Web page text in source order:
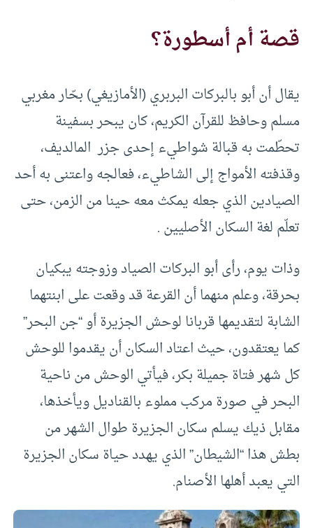
قصة أم أسطورة؟
يقال أن أبو بالبركات البربري (الأمازيغي) بحّار مغربي
مسلم وحافظ للقرآن الكريم، كان يبحر بسفينة
تحطّمت به قبالة شواطيء إحدى جزر المالديف،
وقذفته الأمواج إلى الشاطيء، فعالجه واعتنى به أحد
الصيادين الذي جعله يمكث معه حينا من الزمن، حتى
تعلّم لغة السكان الأصليين .
وذات يوم، رأى أبو البركات الصياد وزوجته يبكيان
بحرقة، وعلم منهما أن القرعة قد وقعت على ابنتهما
الشابة لتقديمها قربانا لوحش الجزيرة أو “جن البحر”
كما يعتقدون، حيث اعتاد السكان أن يقدموا للوحش
كل شهر فتاة جميلة بكر، فيأتي الوحش من ناحية
البحر في صورة مركب مملوء بالقناديل ويأخذها،
مقابل ذيك يسلم سكان الجزيرة طوال الشهر من
بطش هذا “الشيطان” الذي يهدد حياة سكان الجزيرة
التي يعبد أهلها الأصنام.